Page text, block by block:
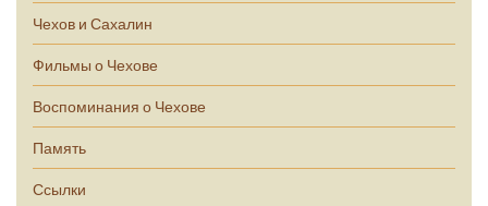
Чехов и Сахалин
Фильмы о Чехове
Воспоминания о Чехове
Память
Ссылки